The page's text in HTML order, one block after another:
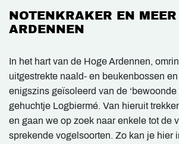
NOTENKRAKER EN
ARDENNEN
In het hart van de Hoge Ardennen,
uitgestrekte naald- en beukenbossen
enigszins geïsoleerd van de ‘bewoonde
gehuchtje Logbiermé. Van hieruit
en gaan we op zoek naar enkele tot de
sprekende vogelsoorten. Zo kan je hier